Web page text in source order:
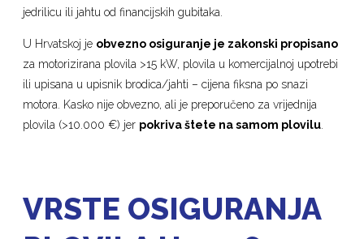
jedrilicu ili jahtu od financijskih gubitaka.
U Hrvatskoj je obvezno osiguranje je zakonski propisano
za motorizirana plovila >15 kW, plovila u komercijalnoj upotrebi
ili upisana u upisnik brodica/jahti – cijena fiksna po snazi
motora. Kasko nije obvezno, ali je preporučeno za vrijednija
plovila (>10.000 €) jer pokriva štete na samom plovilu
VRSTE OSIGURANJA